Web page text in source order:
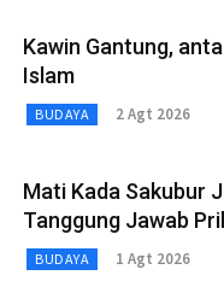
Kawin Gantung,
Islam
BUDAYA 2 Agt 2026
Mati Kada Sakubur
Tanggung Jawab
BUDAYA 1 Agt 2026